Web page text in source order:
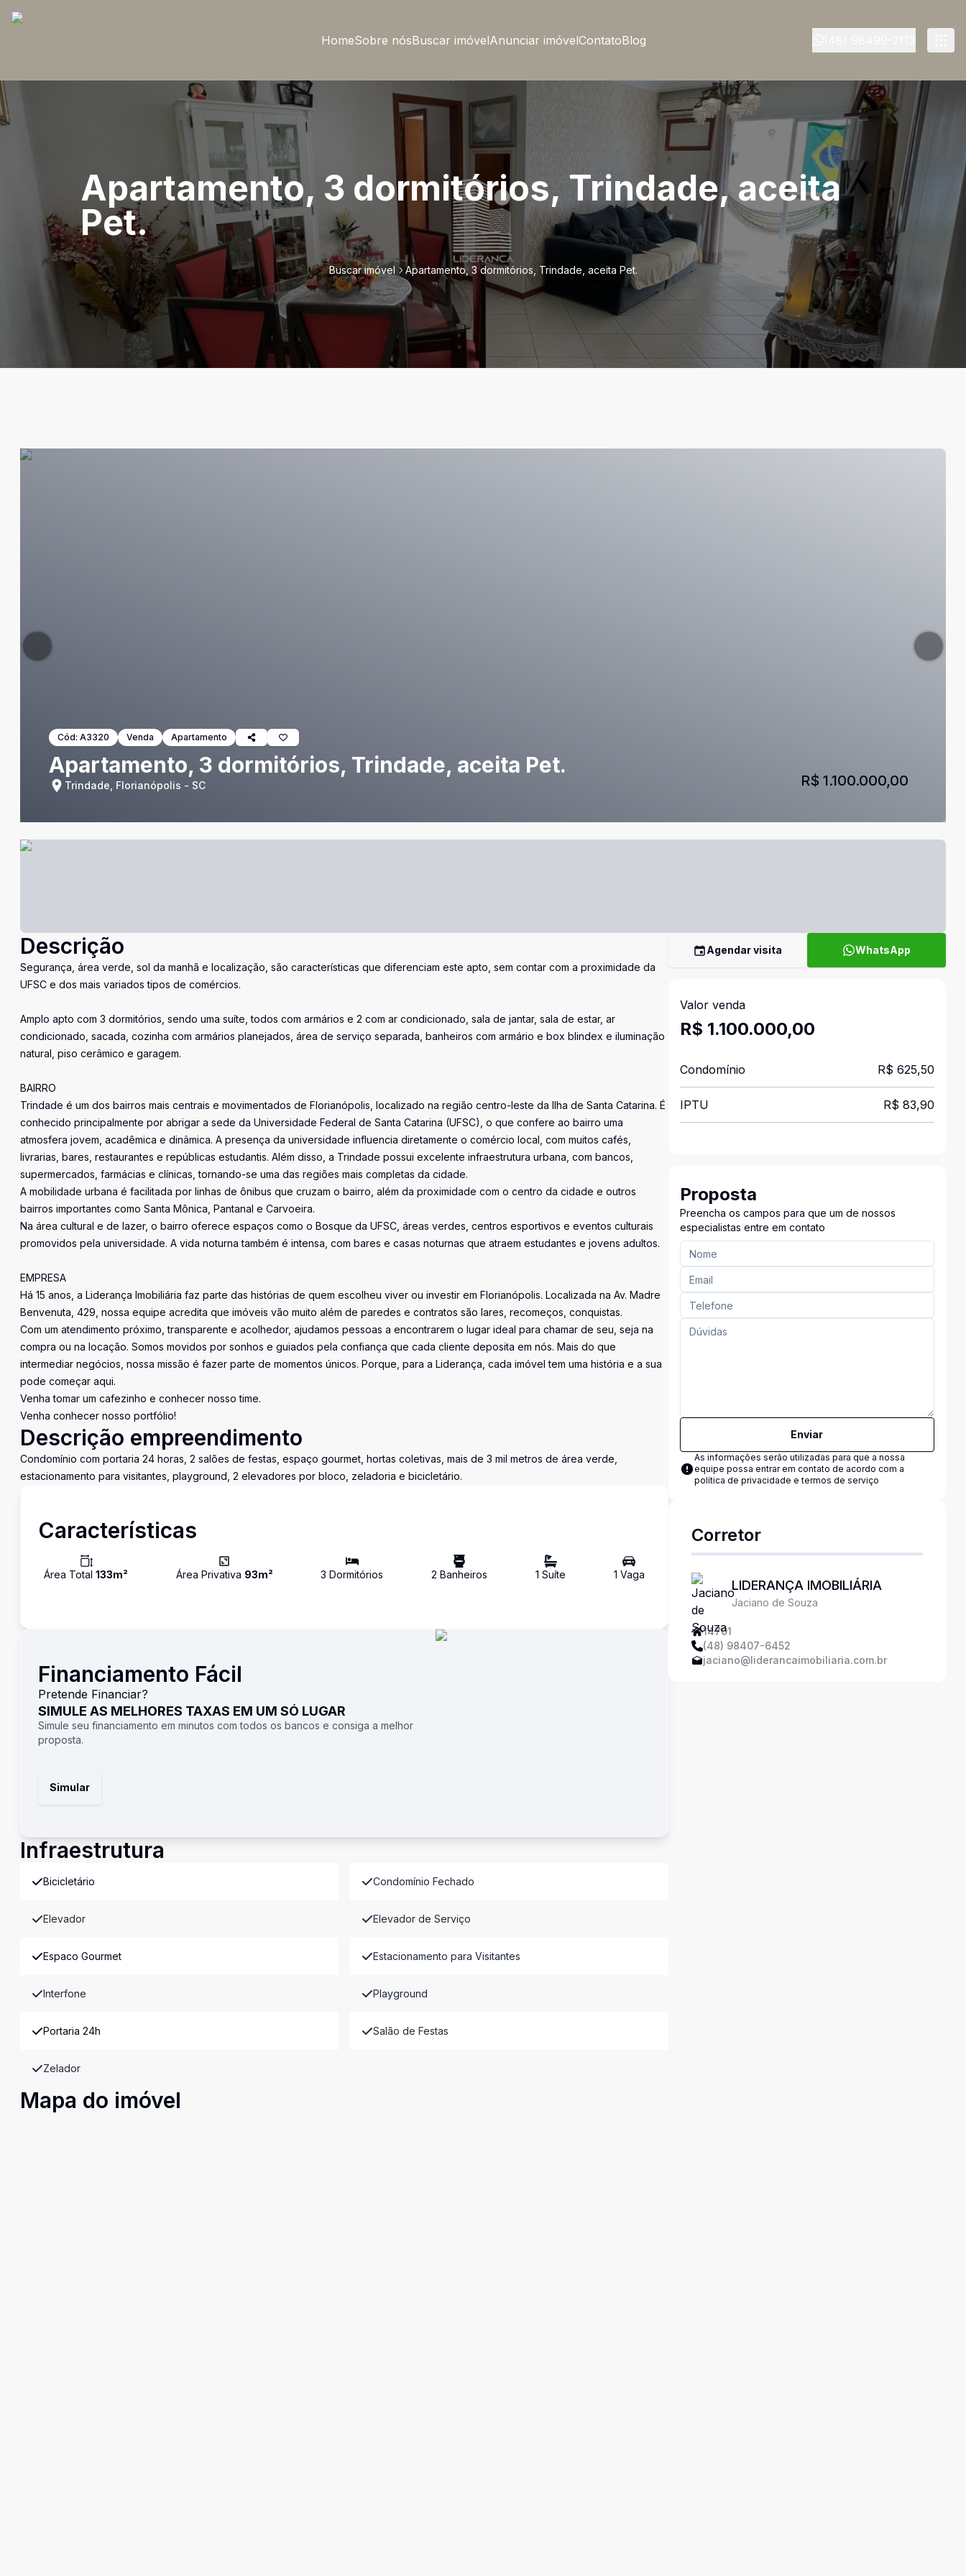
HomeSobre nósBuscar imóvelAnunciar imóvelContatoBlog
Apartamento, 3 dormitórios, Trindade, aceita
Pet.
Buscar imóvel Apartamento, 3 dormitórios, Trindade, aceita Pet.
Cód: A3320 Venda Apartamento
Apartamento, 3 dormitórios, Trindade, aceita Pet.
Trindade, Florianópolis - SC R$ 1.100.000,00
Descrição
Segurança, área verde, sol da manhã e localização, são características que diferenciam este apto, sem contar com a proximidade da
UFSC e dos mais variados tipos de comércios.
Amplo apto com 3 dormitórios, sendo uma suíte, todos com armários e 2 com ar condicionado, sala de jantar, sala de estar, ar
condicionado, sacada, cozinha com armários planejados, área de serviço separada, banheiros com armário e box blindex e iluminação
natural, piso cerâmico e garagem.
BAIRRO
Trindade é um dos bairros mais centrais e movimentados de Florianópolis, localizado na região centro-leste da Ilha de Santa Catarina. É
conhecido principalmente por abrigar a sede da Universidade Federal de Santa Catarina (UFSC), o que confere ao bairro uma
atmosfera jovem, acadêmica e dinâmica. A presença da universidade influencia diretamente o comércio local, com muitos cafés,
livrarias, bares, restaurantes e repúblicas estudantis. Além disso, a Trindade possui excelente infraestrutura urbana, com bancos,
supermercados, farmácias e clínicas, tornando-se uma das regiões mais completas da cidade.
A mobilidade urbana é facilitada por linhas de ônibus que cruzam o bairro, além da proximidade com o centro da cidade e outros
bairros importantes como Santa Mônica, Pantanal e Carvoeira.
Na área cultural e de lazer, o bairro oferece espaços como o Bosque da UFSC, áreas verdes, centros esportivos e eventos culturais
promovidos pela universidade. A vida noturna também é intensa, com bares e casas noturnas que atraem estudantes e jovens adultos.
EMPRESA
Há 15 anos, a Liderança Imobiliária faz parte das histórias de quem escolheu viver ou investir em Florianópolis. Localizada na Av. Madre
Benvenuta, 429, nossa equipe acredita que imóveis vão muito além de paredes e contratos são lares, recomeços, conquistas.
Com um atendimento próximo, transparente e acolhedor, ajudamos pessoas a encontrarem o lugar ideal para chamar de seu, seja na
compra ou na locação. Somos movidos por sonhos e guiados pela confiança que cada cliente deposita em nós. Mais do que
intermediar negócios, nossa missão é fazer parte de momentos únicos. Porque, para a Liderança, cada imóvel tem uma história e a sua
pode começar aqui.
Venha tomar um cafezinho e conhecer nosso time.
Venha conhecer nosso portfólio!
Descrição empreendimento
Condomínio com portaria 24 horas, 2 salões de festas, espaço gourmet, hortas coletivas, mais de 3 mil metros de área verde,
estacionamento para visitantes, playground, 2 elevadores por bloco, zeladoria e bicicletário.
Características
Área Total 133m² Área Privativa 93m² 3 Dormitórios 2 Banheiros 1 Suíte 1 Vaga
Financiamento Fácil
Pretende Financiar?
SIMULE AS MELHORES TAXAS EM UM SÓ LUGAR
Simule seu financiamento em minutos com todos os bancos e consiga a melhor
proposta.
Simular
Infraestrutura
Bicicletário Condomínio Fechado
Elevador Elevador de Serviço
Espaco Gourmet Estacionamento para Visitantes
Interfone Playground
Portaria 24h Salão de Festas
Zelador
Mapa do imóvel
Agendar visita WhatsApp
Valor venda
R$ 1.100.000,00
Condomínio R$ 625,50
IPTU R$ 83,90
Proposta
Preencha os campos para que um de nossos
especialistas entre em contato
Enviar
As informações serão utilizadas para que a nossa
equipe possa entrar em contato de acordo com a
política de privacidade e termos de serviço
Corretor
LIDERANÇA IMOBILIÁRIA
Jaciano de Souza
14701
(48) 98407-6452
jaciano@liderancaimobiliaria.com.br